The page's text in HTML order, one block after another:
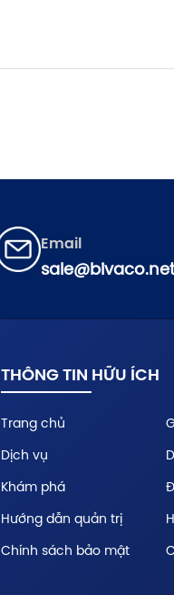
Email
THÔNG TIN HỮU ÍCH
Trang chủ
Dịch vụ
Khám phá
Hướng dẫn quản trị
Chính sách bảo mật